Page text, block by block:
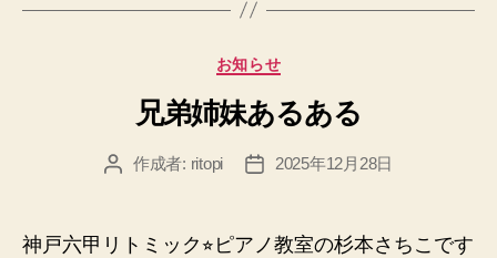
カ
ゴ
リ
ー
お知らせ
兄弟姉妹あるある
投 作成者: ritopi
投
2025年12月28日
神戸六甲リトミック⭐︎ピアノ教室の杉本さちこです